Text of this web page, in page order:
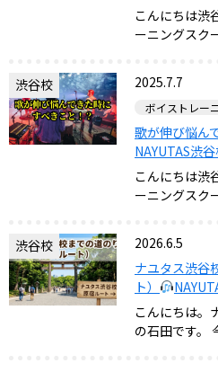
こんにちは渋
ーニングスク
渋谷校 2025.7.7
ボイストレー
歌が伸び悩ん
NAYUTAS渋
こんにちは渋
ーニングスク
渋谷校
2026.6.5
ナユタス渋谷
ト）
こんにちは。
の石田です。